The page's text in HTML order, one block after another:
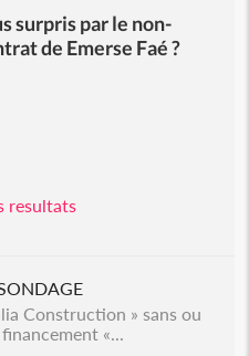
surpris par le non-
de Emerse Faé ?
resultats
Construction » sans ou
«...